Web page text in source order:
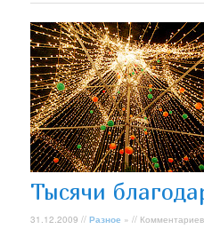
Тысячи
31.12.2009 //Разное » //